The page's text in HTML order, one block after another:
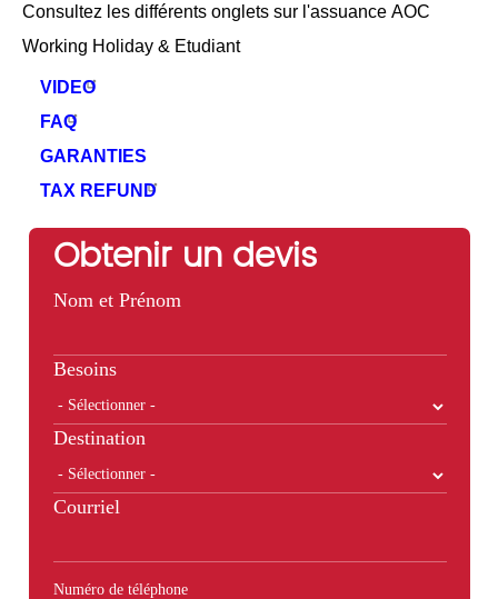
Consultez les différents onglets sur l'assuance AOC
Working Holiday & Etudiant
VIDEO
FAQ
GARANTIES
TAX REFUND
Obtenir un devis
Nom et Prénom
Besoins
Destination
Courriel
Numéro de téléphone